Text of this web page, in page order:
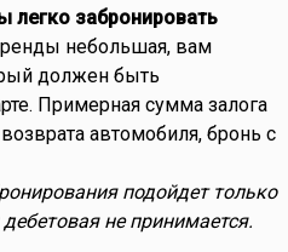
легко забронировать
небольшая, вам
должен быть
Примерная сумма залога
автомобиля, бронь с
подойдет только
не принимается.